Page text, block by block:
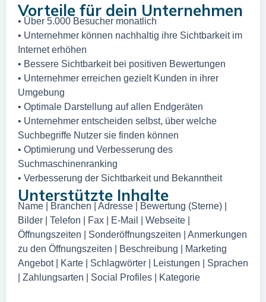
Vorteile für dein Unternehmen
• Über 5.000 Besucher monatlich
• Unternehmer können nachhaltig ihre Sichtbarkeit im
Internet erhöhen
• Bessere Sichtbarkeit bei positiven Bewertungen
• Unternehmer erreichen gezielt Kunden in ihrer
Umgebung
• Optimale Darstellung auf allen Endgeräten
• Unternehmer entscheiden selbst, über welche
Suchbegriffe Nutzer sie finden können
• Optimierung und Verbesserung des
Suchmaschinenranking
• Verbesserung der Sichtbarkeit und Bekanntheit
Unterstützte Inhalte
Name | Branchen | Adresse | Bewertung (Sterne) |
Bilder | Telefon | Fax | E-Mail | Webseite |
Öffnungszeiten | Sonderöffnungszeiten | Anmerkungen
zu den Öffnungszeiten | Beschreibung | Marketing
Angebot | Karte | Schlagwörter | Leistungen | Sprachen
| Zahlungsarten | Social Profiles | Kategorie